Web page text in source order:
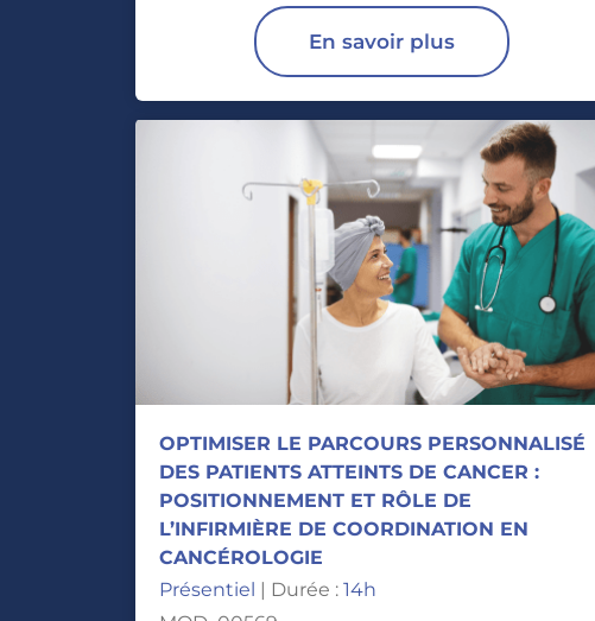
En savoir plus
OPTIMISER LE PARCOURS PERSONNALISÉ
DES PATIENTS ATTEINTS DE CANCER :
POSITIONNEMENT ET RÔLE DE
L’INFIRMIÈRE DE COORDINATION EN
CANCÉROLOGIE
Présentiel | Durée : 14h